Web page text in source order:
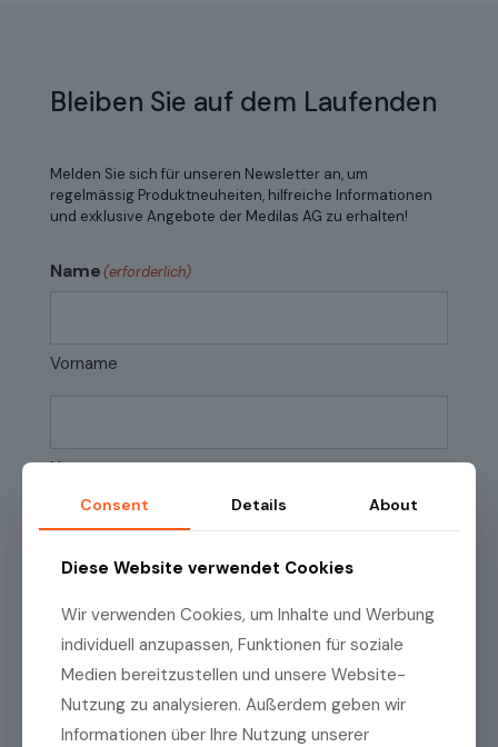
Bleiben Sie auf dem Laufenden
Melden Sie sich für unseren Newsletter an, um
regelmässig Produktneuheiten, hilfreiche Informationen
und exklusive Angebote der Medilas AG zu erhalten!
Name(erforderlich)
Vorname
Name
E-Mail(erforderlich)
E-
Mail
E-
Mail
bestätigen
Datenschutzrichtlinien(erforderlich)
Ich habe dieDatenschutzrichtlinienzur
Kenntnis genommen.
Consent Details About
Diese Website verwendet Cookies
Wir verwenden Cookies, um Inhalte und Werbung
individuell anzupassen, Funktionen für soziale
Medien bereitzustellen und unsere Website-
Nutzung zu analysieren. Außerdem geben wir
Informationen über Ihre Nutzung unserer